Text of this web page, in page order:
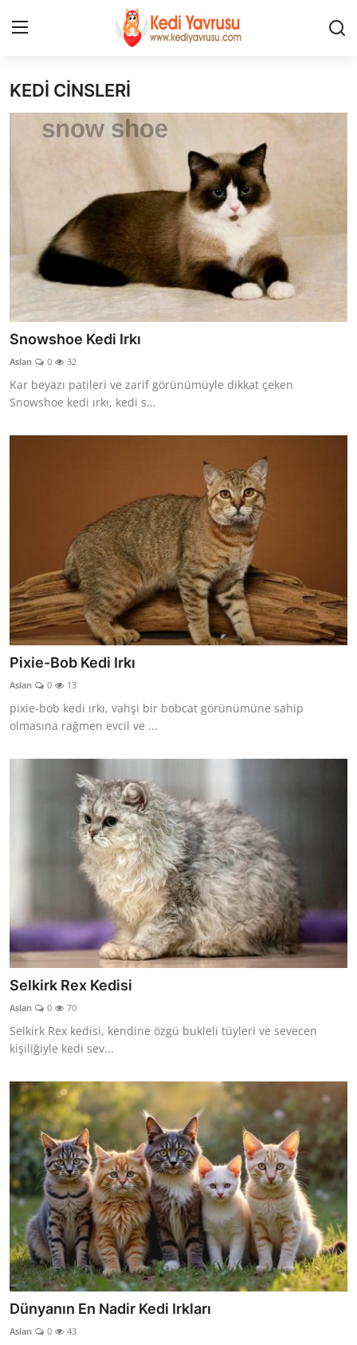
Giriş
İLETİŞİM
KEDİ CİNSLERİ
KEDİPEDİA
KEDİ BAKIMI
KEDİ DÜNYASI
KEDİ MAMASI
KEDİ CİNSLERİ
Snowshoe Kedi Irkı
Aslan 0 32
Kar beyazı patileri ve zarif görünümüyle dikkat çeken
Snowshoe kedi ırkı, kedi s...
Pixie-Bob Kedi Irkı
Aslan 0 13
pixie-bob kedi ırkı, vahşi bir bobcat görünümüne sahip
olmasına rağmen evcil ve ...
Selkirk Rex Kedisi
Aslan 0 70
Selkirk Rex kedisi, kendine özgü bukleli tüyleri ve sevecen
kişiliğiyle kedi sev...
Dünyanın En Nadir Kedi Irkları
Aslan 0 43